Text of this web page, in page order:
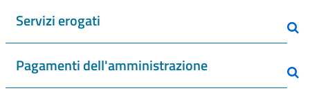
Servizi erogati
Pagamenti dell'amministrazione